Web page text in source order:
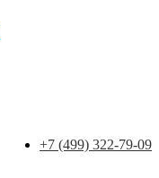
+7 (499) 322-79-09